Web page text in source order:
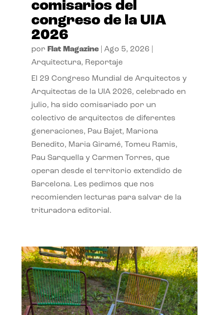
comisarios del
congreso de la UIA
2026
por Flat Magazine| Ago 5, 2026
Arquitectura, Reportaje
El 29 Congreso Mundial de Arquitectos y
Arquitectas de la UIA 2026, celebrado en
julio, ha sido comisariado por un
colectivo de arquitectos de diferentes
generaciones, Pau Bajet, Mariona
Benedito, Maria Giramé, Tomeu Ramis,
Pau Sarquella y Carmen Torres, que
operan desde el territorio extendido de
Barcelona. Les pedimos que nos
recomienden lecturas para salvar de la
trituradora editorial.